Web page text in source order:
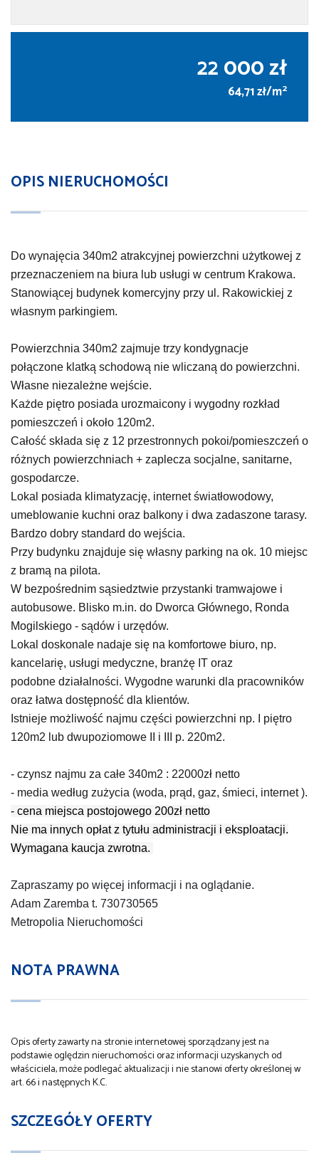
22 000 zł
64,71 zł/m2
OPIS NIERUCHOMOŚCI
Do wynajęcia 340m2 atrakcyjnej powierzchni użytkowej z
przeznaczeniem na biura lub usługi w centrum Krakowa.
Stanowiącej budynek komercyjny przy ul. Rakowickiej z
własnym parkingiem.
Powierzchnia 340m2 zajmuje trzy kondygnacje
połączone klatką schodową nie wliczaną do powierzchni.
Własne niezależne wejście.
Każde piętro posiada urozmaicony i wygodny rozkład
pomieszczeń i około 120m2.
Całość składa się z 12 przestronnych pokoi/pomieszczeń o
różnych powierzchniach + zaplecza socjalne, sanitarne,
gospodarcze.
Lokal posiada klimatyzację, internet światłowodowy,
umeblowanie kuchni oraz balkony i dwa zadaszone tarasy.
Bardzo dobry standard do wejścia.
Przy budynku znajduje się własny parking na ok. 10 miejsc
z bramą na pilota.
W bezpośrednim sąsiedztwie przystanki tramwajowe i
autobusowe. Blisko m.in. do Dworca Głównego, Ronda
Mogilskiego - sądów i urzędów.
Lokal doskonale nadaje się na komfortowe biuro, np.
kancelarię, usługi medyczne, branżę IT oraz
podobne działalności. Wygodne warunki dla pracowników
oraz łatwa dostępność dla klientów.
Istnieje możliwość najmu części powierzchni np. I piętro
120m2 lub dwupoziomowe II i III p. 220m2.
- czynsz najmu za całe 340m2 : 22000zł netto
- media według zużycia (woda, prąd, gaz, śmieci, internet ).
- cena miejsca postojowego 200zł netto
Nie ma innych opłat z tytułu administracji i eksploatacji.
Wymagana kaucja zwrotna.
Zapraszamy po więcej informacji i na oglądanie.
Adam Zaremba t. 730730565
Metropolia Nieruchomości
NOTA PRAWNA
Opis oferty zawarty na stronie internetowej sporządzany jest na
podstawie oględzin nieruchomości oraz informacji uzyskanych od
właściciela, może podlegać aktualizacji i nie stanowi oferty określonej w
art. 66 i następnych K.C.
SZCZEGÓŁY OFERTY